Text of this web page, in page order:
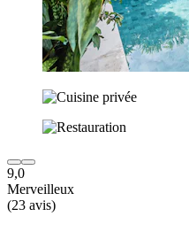
9,0
Merveilleux
(23 avis)